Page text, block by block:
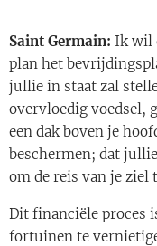
Saint Germain: Ik wil
plan het
jullie in staat zal
overvloedig voedsel,
een dak boven je
beschermen; dat
om de reis van je ziel
Dit financiële proces
fortuinen te